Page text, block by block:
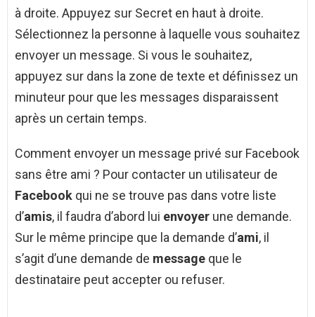
à droite. Appuyez sur Secret en haut à droite.
Sélectionnez la personne à laquelle vous souhaitez
envoyer un message. Si vous le souhaitez,
appuyez sur dans la zone de texte et définissez un
minuteur pour que les messages disparaissent
après un certain temps.
Comment envoyer un message privé sur Facebook
sans être ami ? Pour contacter un utilisateur de
Facebook qui ne se trouve pas dans votre liste
d’amis, il faudra d’abord lui envoyer une demande.
Sur le même principe que la demande d’ami, il
s’agit d’une demande de message que le
destinataire peut accepter ou refuser.